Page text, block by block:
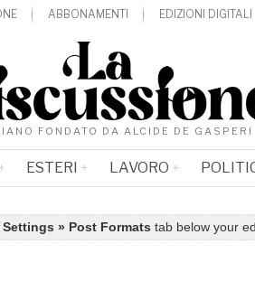
ABBONAMENTI EDIZIONI DIGITALI
FONDATO DA ALCIDE DE GASPERI
ESTERI LAVORO
» Post Formats tab below your